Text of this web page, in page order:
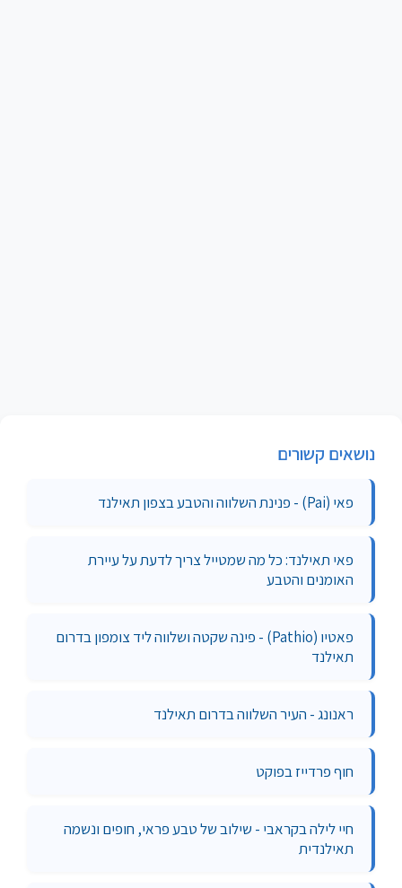
נושאים קשורים
פאי (Pai) - פנינת השלווה והטבע בצפון תאילנד
פאי תאילנד: כל מה שמטייל צריך לדעת על עיירת
האומנים והטבע
פאטיו (Pathio) - פינה שקטה ושלווה ליד צומפון בדרום
תאילנד
ראנונג - העיר השלווה בדרום תאילנד
חוף פרדייז בפוקט
חיי לילה בקראבי - שילוב של טבע פראי, חופים ונשמה
תאילנדית